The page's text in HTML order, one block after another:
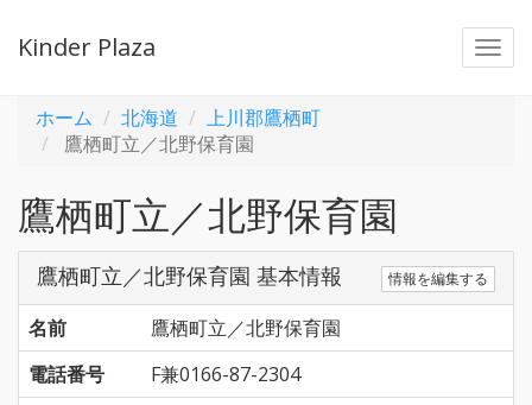
Kinder Plaza
ホーム 北海道
上川郡鷹栖町
鷹栖町立／北野保育園
鷹栖町立／北野保育園
鷹栖町立／北野保育園 基本情報 情報を編集する
名前
鷹栖町立／北野保育園
電話番号
F兼0166-87-2304